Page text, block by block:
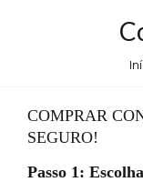
COMPRAR
SEGURO!
Passo 1: